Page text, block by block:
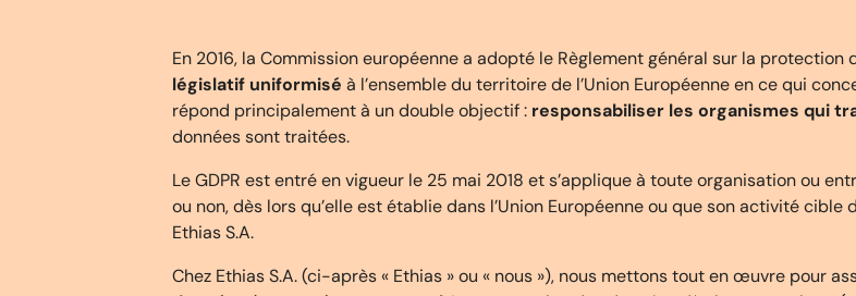
En 2016, la Commission européenne a adopté le Règlement général sur la protection
législatif uniformisé à l’ensemble du territoire de l’Union Européenne en ce qui
répond principalement à un double objectif : responsabiliser les organismes qui
données sont traitées.
Le GDPR est entré en vigueur le 25 mai 2018 et s’applique à toute organisation ou
ou non, dès lors qu’elle est établie dans l’Union Européenne ou que son activité
Ethias S.A.
Chez Ethias S.A. (ci-après « Ethias » ou « nous »), nous mettons tout en œuvre pour